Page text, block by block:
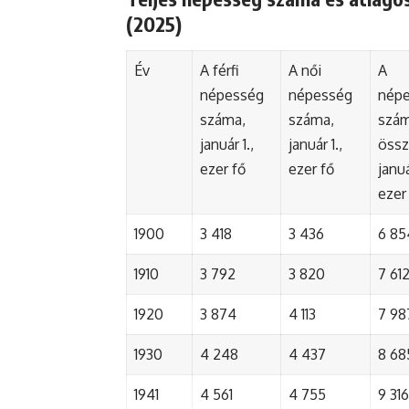
(2025)
Év
A férfi
népesség
száma,
január 1.,
ezer fő
A női
népesség
száma,
január 1.,
ezer fő
A
1900 3 418 3 436 6
1910 3 792 3 820 7 612
1920 3 874 4 113 7
1930 4 248 4 437 8
1941 4 561 4 755 9 316